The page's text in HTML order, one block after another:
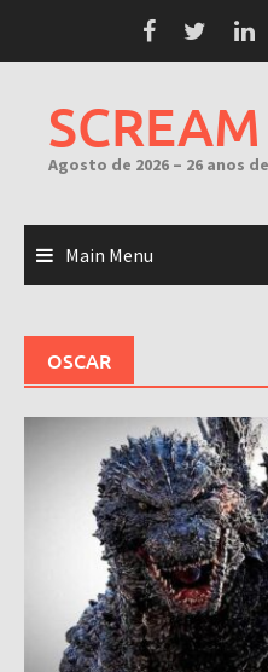
Agosto de 2026 – 26 anos
Main Menu
OSCAR